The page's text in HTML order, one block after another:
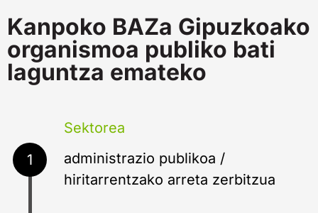
Kanpoko BAZa Gipuzkoako
organismoa publiko bati
laguntza emateko
1
Sektorea
administrazio publikoa /
hiritarrentzako arreta zerbitzua